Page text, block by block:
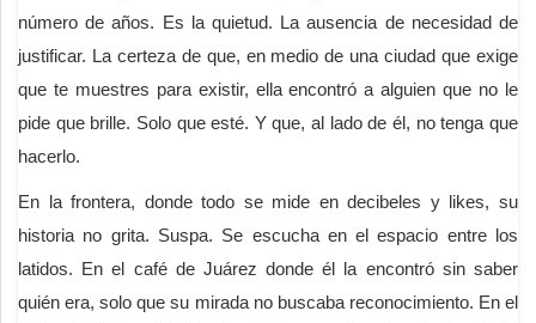
número de años. Es la quietud. La ausencia de necesidad de
justificar. La certeza de que, en medio de una ciudad que exige
que te muestres para existir, ella encontró a alguien que no le
pide que brille. Solo que esté. Y que, al lado de él, no tenga que
hacerlo.
En la frontera, donde todo se mide en decibeles y likes, su
historia no grita. Suspa. Se escucha en el espacio entre los
latidos. En el café de Juárez donde él la encontró sin saber
quién era, solo que su mirada no buscaba reconocimiento. En el